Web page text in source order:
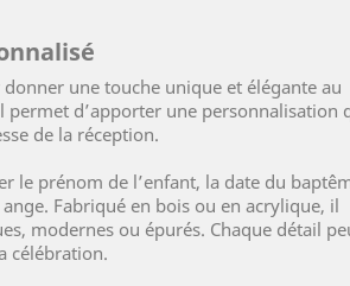
une touche unique et élégante au
permet d’apporter une personnalisation
de la réception.
le prénom de l’enfant, la date du
Fabriqué en bois ou en acrylique, il
modernes ou épurés. Chaque détail
célébration.